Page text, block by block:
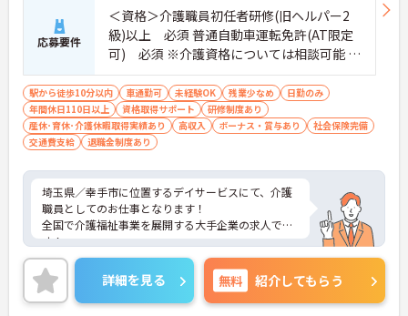
応募要件
＜資格＞介護職員初任者研修(旧ヘルパー2
級)以上 必須 普通自動車運転免許(AT限定
可) 必須 ※介護資格については相談可能 ＜
経験＞介護の実務経験3年以上 必須
駅から徒歩10分以内 車通勤可 未経験OK 残業少なめ
日勤のみ
年間休日110日以上
資格取得サポート
研修制度あり
産休･育休･介護休暇取得実績あり
高収入 ボーナス・賞与あり
社会保険完備
交通費支給
退職金制度あり
埼玉県／幸手市に位置するデイサービスにて、介護
職員としてのお仕事となります！
全国で介護福祉事業を展開する大手企業の求人で
す！
充実の福利厚生やスキルアップの為の制度が整って
おり安心して長期就業が可能です！
ご興味ある方には、面接のポイントなど、さらに詳
細をお話致しますのでお気軽にご相談ください。
詳細を見る 無料 紹介してもらう